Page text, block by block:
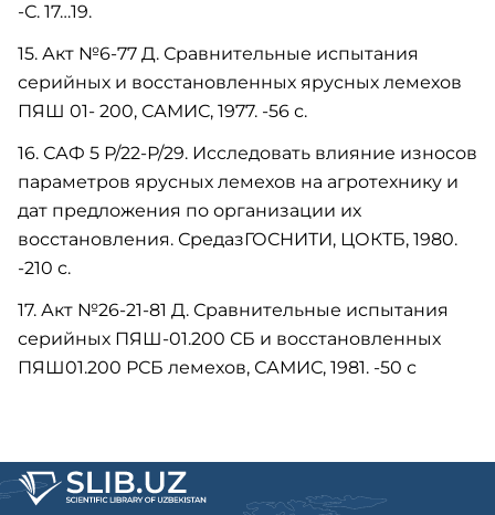
-С. 17…19.
15. Акт №6-77 Д. Сравнительные испытания
серийных и восстановленных ярусных лемехов
ПЯШ 01- 200, САМИС, 1977. -56 с.
16. САФ 5 Р/22-Р/29. Исследовать влияние износов
параметров ярусных лемехов на агротехнику и
дат предложения по организации их
восстановления. СредазГОСНИТИ, ЦОКТБ, 1980.
-210 с.
17. Акт №26-21-81 Д. Сравнительные испытания
серийных ПЯШ-01.200 СБ и восстановленных
ПЯШ01.200 РСБ лемехов, САМИС, 1981. -50 с